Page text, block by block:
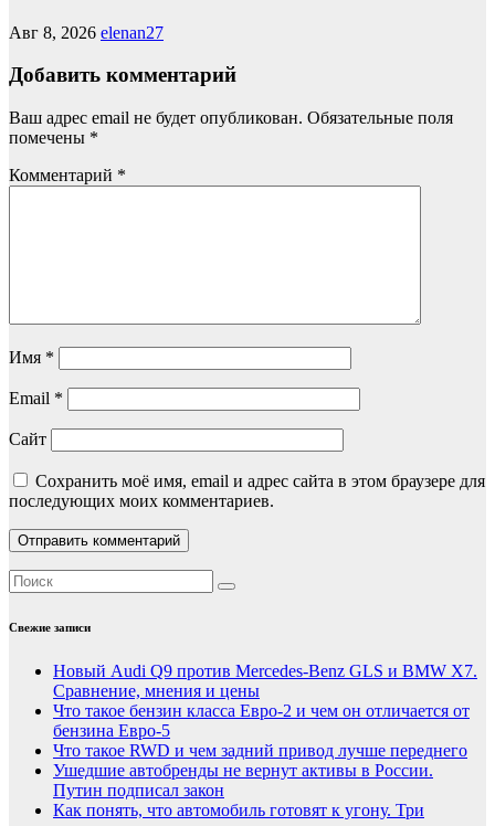
Авг 8, 2026 elenan27
Добавить комментарий
Ваш адрес email не будет опубликован. Обязательные поля
помечены *
Комментарий *
Имя *
Email *
Сайт
Сохранить моё имя, email и адрес сайта в этом браузере для
последующих моих комментариев.
Свежие записи
Новый Audi Q9 против Mercedes-Benz GLS и BMW X7.
Сравнение, мнения и цены
Что такое бензин класса Евро-2 и чем он отличается от
бензина Евро-5
Что такое RWD и чем задний привод лучше переднего
Ушедшие автобренды не вернут активы в России.
Путин подписал закон
Как понять, что автомобиль готовят к угону. Три